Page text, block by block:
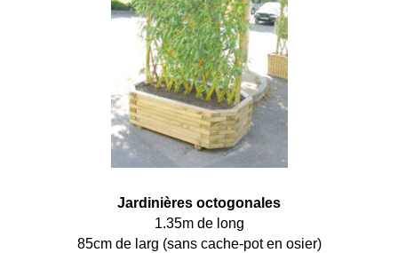
Jardinières octogonales
1.35m de long
85cm de larg (sans cache-pot en osier)